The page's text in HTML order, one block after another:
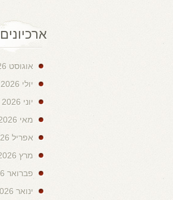
ארכיונים
אוגוסט 2026
יולי 2026
יוני 2026
מאי 2026
אפריל 2026
מרץ 2026
פברואר 2026
ינואר 2026